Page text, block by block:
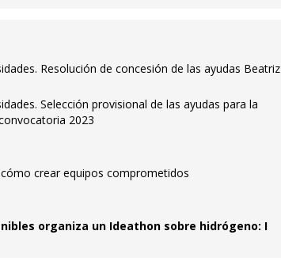
Resolución de concesión de las ayudas Beatriz
Selección provisional de las ayudas para la
2023
crear equipos comprometidos
organiza un Ideathon sobre hidrógeno: I